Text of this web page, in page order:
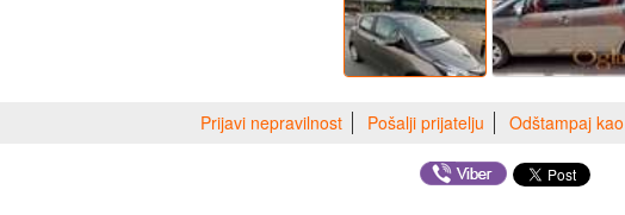
Prijavi nepravilnost Pošalji prijatelju Odštampaj